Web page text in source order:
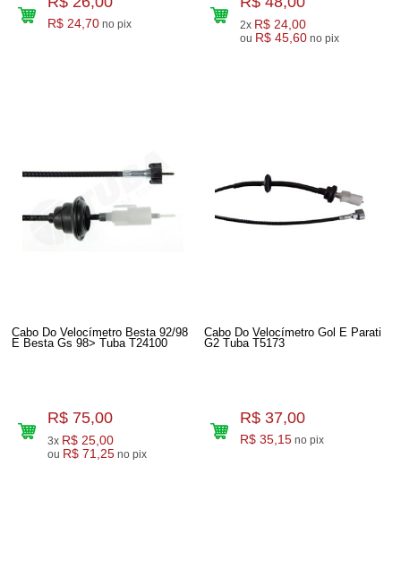
R$ 24,70 no pix 2x R$ 24,00
ou R$ 45,60 no pix
Cabo Do Velocímetro Besta 92/98
E Besta Gs 98> Tuba T24100
R$ 75,00
3x R$ 25,00
ou R$ 71,25 no pix
Cabo Do Velocímetro Gol E Parati
G2 Tuba T5173
R$ 37,00
R$ 35,15 no pix